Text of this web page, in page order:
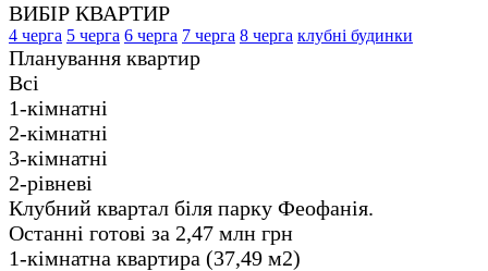
ВИБІР КВАРТИР
4 черга 5 черга 6 черга 7 черга 8 черга клубні будинки
Планування квартир
Всі
1-кімнатні
2-кімнатні
3-кімнатні
2-рівневі
Клубний квартал біля парку Феофанія.
Останні готові за 2,47 млн грн
1-кімнатна квартира (37,49 м2)